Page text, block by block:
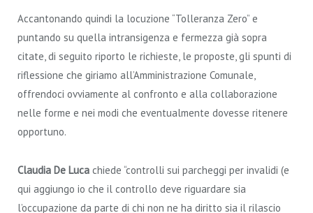
Accantonando quindi la locuzione “Tolleranza Zero” e
puntando su quella intransigenza e fermezza già sopra
citate, di seguito riporto le richieste, le proposte, gli spunti di
riflessione che giriamo all’Amministrazione Comunale,
offrendoci ovviamente al confronto e alla collaborazione
nelle forme e nei modi che eventualmente dovesse ritenere
opportuno.
Claudia De Luca chiede “controlli sui parcheggi per invalidi (e
qui aggiungo io che il controllo deve riguardare sia
l’occupazione da parte di chi non ne ha diritto sia il rilascio